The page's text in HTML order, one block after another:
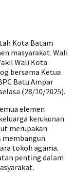
Kota Batam
masyarakat. Wali
Wali Kota
bersama Ketua
Batu Ampar
(28/10/2025).
elemen
kerukunan
merupakan
tokoh agama.
penting dalam